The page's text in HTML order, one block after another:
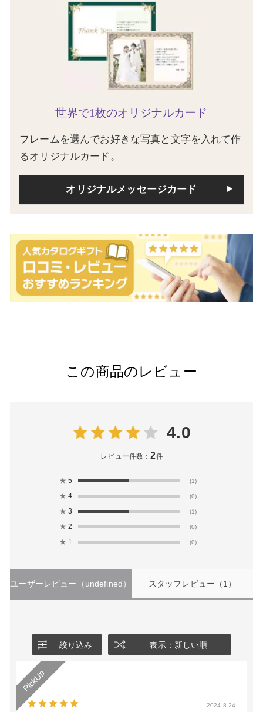
世界で1枚のオリジナルカード
フレームを選んでお好きな写真と文字を入れて作
るオリジナルカード。
オリジナルメッセージカード
この商品のレビュー
4.0
レビュー件数：2件
★ 5 (1)
★ 4 (0)
★ 3 (1)
★ 2 (0)
★ 1 (0)
ユーザーレビュー （undefined） スタッフレビュー （1）
絞り込み 表示：新しい順
2024.8.24